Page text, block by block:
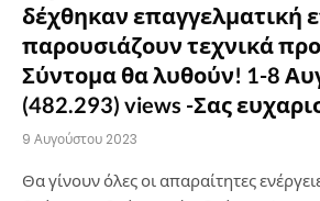
δέχθηκαν επαγγελματική
παρουσιάζουν τεχνικά
Σύντομα θα λυθούν! 1-8
(482.293) views -Σας
9 Αυγούστου 2023
Θα γίνουν όλες οι απαραίτητες